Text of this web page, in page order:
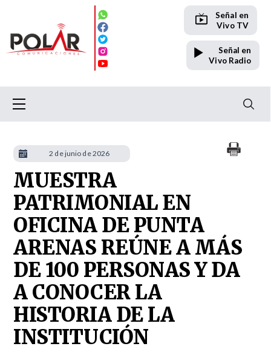
Señal en
Vivo TV
Señal en
Vivo Radio
MUESTRA
PATRIMONIAL EN
OFICINA DE PUNTA
ARENAS REÚNE A MÁS
DE 100 PERSONAS Y DA
A CONOCER LA
HISTORIA DE LA
INSTITUCIÓN
2 de junio de 2026